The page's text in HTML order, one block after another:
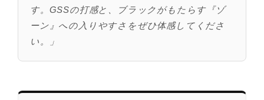
す。GSSの打感と、ブラックがもたらす『ゾ
ーン』への入りやすさをぜひ体感してくださ
い。」